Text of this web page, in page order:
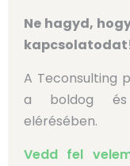
Ne hagyd,
A Teconsulting
a boldog és
elérésében.
Vedd fel